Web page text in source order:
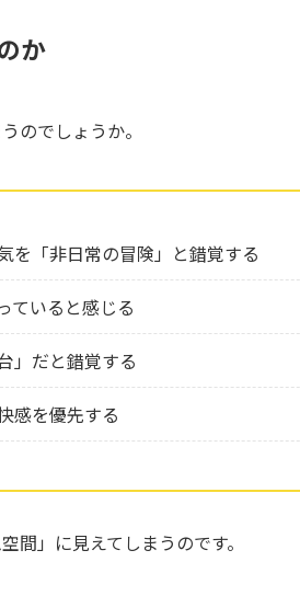
か
のでしょうか。
を「非日常の冒険」と錯覚する
ていると感じる
」だと錯覚する
感を優先する
間」に見えてしまうのです。